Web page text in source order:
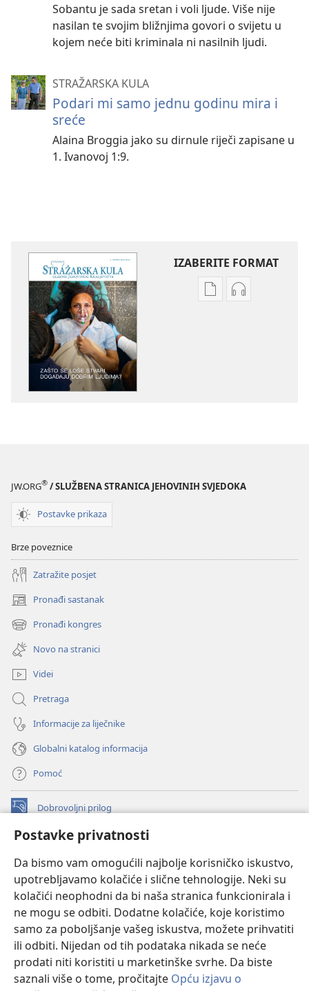
Postavke privatnosti
Da bismo vam omogućili najbolje korisničko iskustvo,
upotrebljavamo kolačiće i slične tehnologije. Neki su
kolačići neophodni da bi naša stranica funkcionirala i
ne mogu se odbiti. Dodatne kolačiće, koje koristimo
samo za poboljšanje vašeg iskustva, možete prihvatiti
ili odbiti. Nijedan od tih podataka nikada se neće
prodati niti koristiti u marketinške svrhe. Da biste
saznali više o tome, pročitajte Opću izjavu o
Sobantu je sada sretan i voli ljude. Više nije
nasilan te svojim bližnjima govori o svijetu u
kojem neće biti kriminala ni nasilnih ljudi.
STRAŽARSKA KULA
Podari mi samo jednu godinu mira i
sreće
Alaina Broggia jako su dirnule riječi zapisane u
1. Ivanovoj 1:9.
IZABERITE FORMAT
Postavke
ljudima?
Postavke
JW.ORG® / SLUŽBENA STRANICA JEHOVINIH SVJEDOKA
Postavke prikaza
Brze poveznice
Zatražite posjet
Pronađi sastanak
(otvara
se
novi
prozor)
Pronađi kongres
(otvara
se
novi
prozor)
Novo na stranici
Videi
Pretraga
Informacije za liječnike
Globalni katalog informacija
Pomoć
Dobrovoljni prilog
(otvara
novi
INTERNETSKA BIBLIOTEKA Watchtower
se
novi
prozor)
JW Hub
(otvara
se
novi
JW Library
Watchtower Library